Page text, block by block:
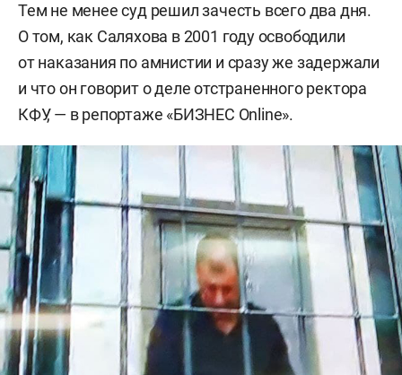
Тем не менее суд решил зачесть всего два дня.
О том, как Саляхова в 2001 году освободили
от наказания по амнистии и сразу же задержали
и что он говорит о деле отстраненного ректора
КФУ, — в репортаже «БИЗНЕС Online».